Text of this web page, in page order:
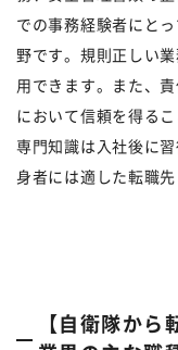
での事務経験者にと
野です。規則正しい
用できます。また、
において信頼を得る
専門知識は入社後に
身者には適した転職先
【自衛隊から